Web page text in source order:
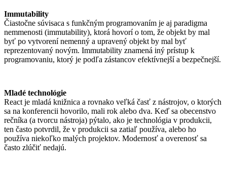
Immutability
Čiastočne súvisaca s funkčným programovaním je aj paradigma
nemmenosti (immutability), ktorá hovorí o tom, že objekt by mal
byť po vytvorení nemenný a upravený objekt by mal byť
reprezentovaný novým. Immutability znamená iný prístup k
programovaniu, ktorý je podľa zástancov efektívnejší a bezpečnejší.
Mladé technológie
React je mladá knižnica a rovnako veľká časť z nástrojov, o ktorých
sa na konferencii hovorilo, mali rok alebo dva. Keď sa obecenstvo
rečníka (a tvorcu nástroja) pýtalo, ako je technológia v produkcii,
ten často potvrdil, že v produkcii sa zatiaľ používa, alebo ho
používa niekoľko malých projektov. Modernosť a overenosť sa
často zlúčiť nedajú.